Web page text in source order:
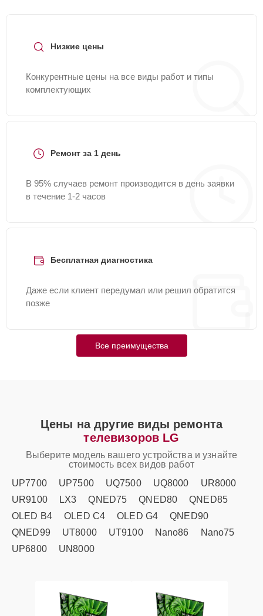
Низкие цены
Конкурентные цены на все виды работ и типы
комплектующих
Ремонт за 1 день
В 95% случаев ремонт производится в день заявки
в течение 1-2 часов
Бесплатная диагностика
Даже если клиент передумал или решил обратится
позже
Все преимущества
Цены на другие виды ремонта
телевизоров LG
Выберите модель вашего устройства и узнайте
стоимость всех видов работ
UP7700
UP7500 UQ7500 UQ8000
UR8000
UR9100
LX3 QNED75 QNED80
QNED85
OLED B4
OLED C4 OLED G4
QNED90
QNED99
UT8000 UT9100 Nano86
Nano75
UP6800
UN8000